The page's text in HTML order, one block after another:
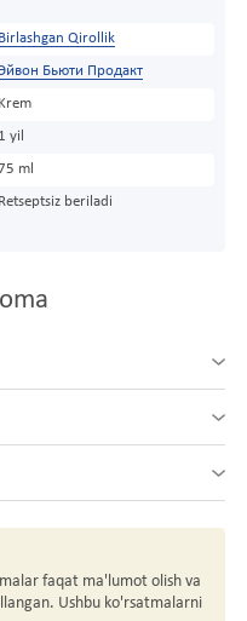
Birlashgan Qirollik
Бьюти Продакт
Krem
1 yil
ml
Retseptsiz beriladi
faqat ma'lumot olish va
Ushbu ko'rsatmalarni